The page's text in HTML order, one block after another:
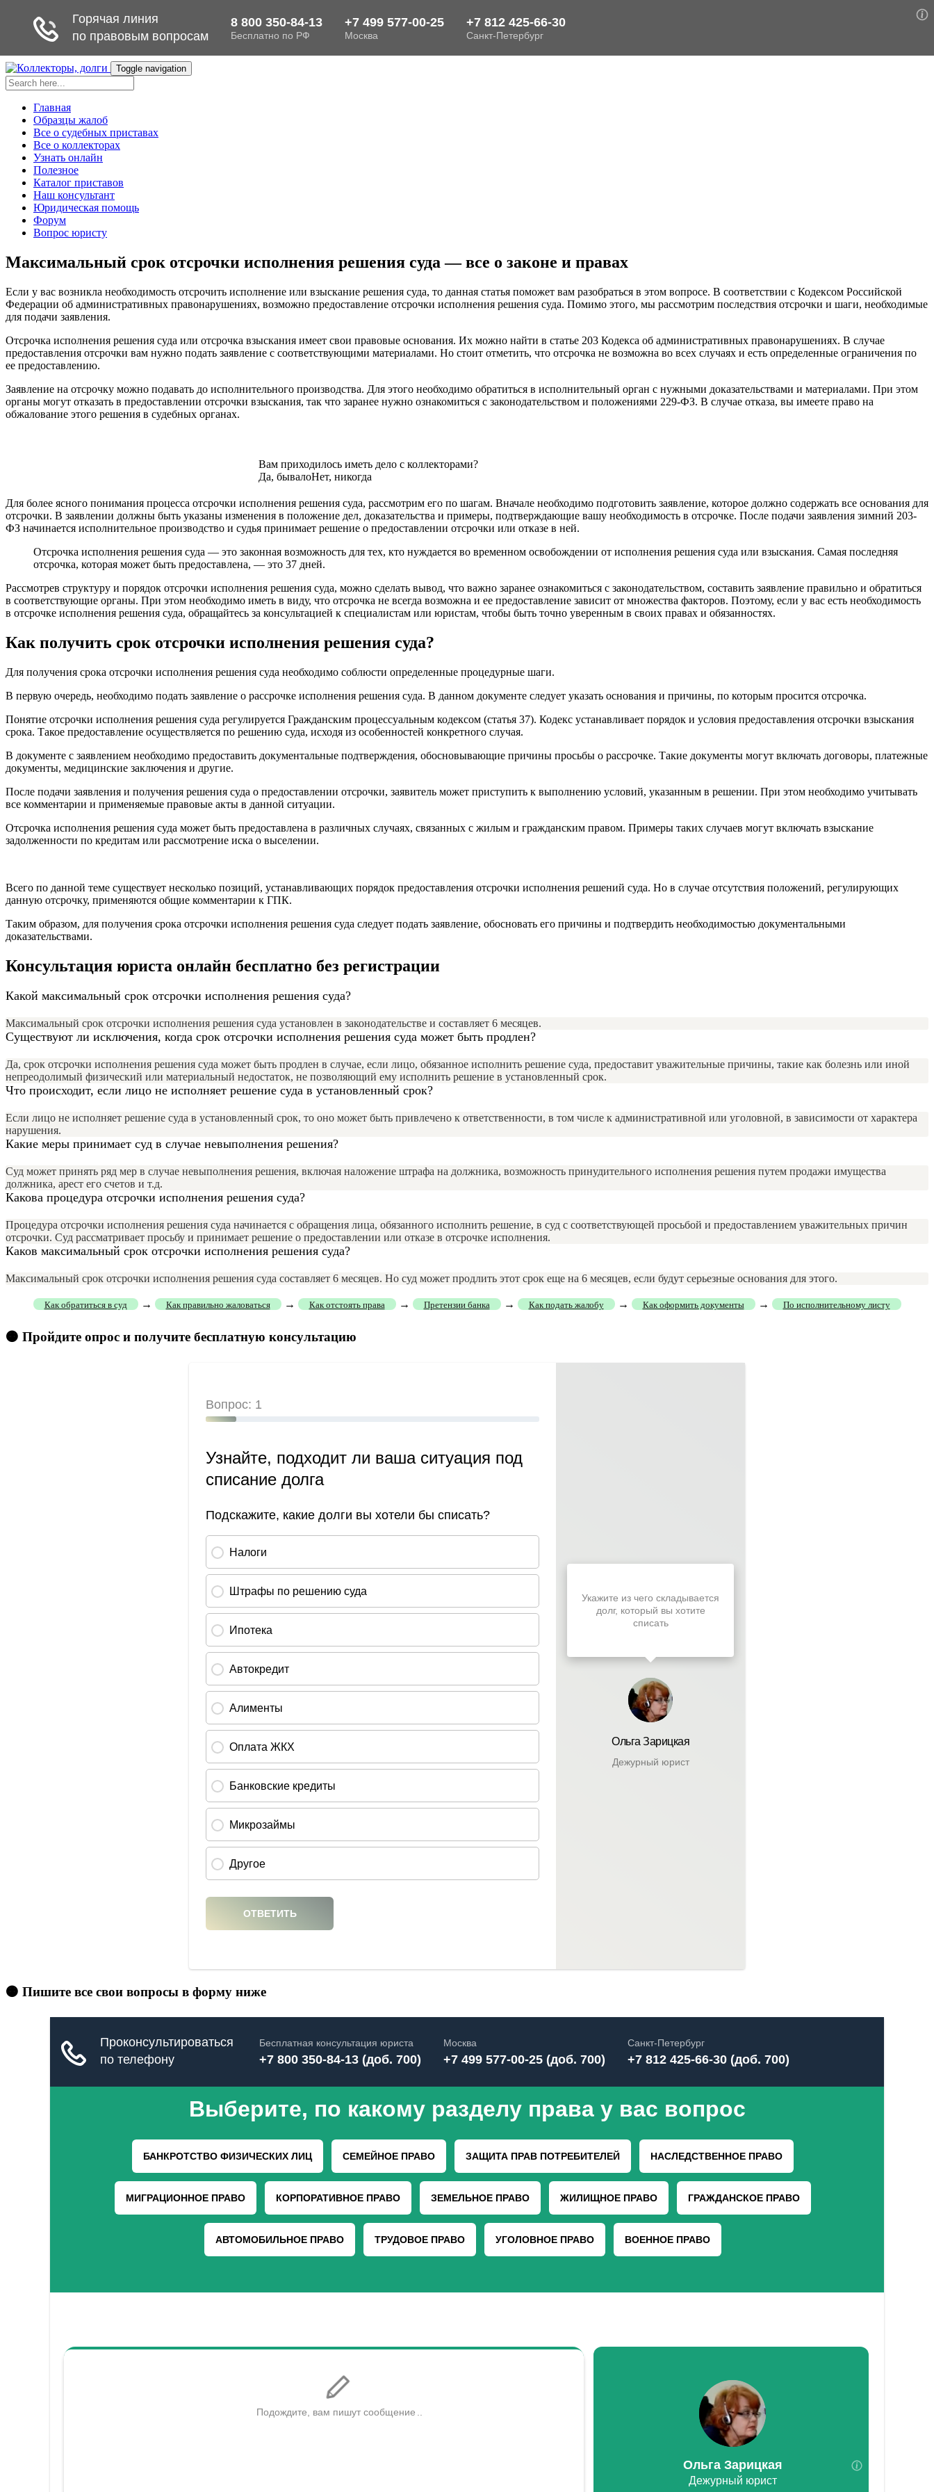
Toggle navigation
Главная
Образцы жалоб
Все о судебных приставах
Все о коллекторах
Узнать онлайн
Полезное
Каталог приставов
Наш консультант
Юридическая помощь
Форум
Вопрос юристу
Максимальный срок отсрочки исполнения решения суда — все о законе и правах
Если у вас возникла необходимость отсрочить исполнение или взыскание решения суда, то данная статья поможет вам разобраться в этом вопросе. В соответствии с Кодексом Российской
Федерации об административных правонарушениях, возможно предоставление отсрочки исполнения решения суда. Помимо этого, мы рассмотрим последствия отсрочки и шаги, необходимые
для подачи заявления.
Отсрочка исполнения решения суда или отсрочка взыскания имеет свои правовые основания. Их можно найти в статье 203 Кодекса об административных правонарушениях. В случае
предоставления отсрочки вам нужно подать заявление с соответствующими материалами. Но стоит отметить, что отсрочка не возможна во всех случаях и есть определенные ограничения по
ее предоставлению.
Заявление на отсрочку можно подавать до исполнительного производства. Для этого необходимо обратиться в исполнительный орган с нужными доказательствами и материалами. При этом
органы могут отказать в предоставлении отсрочки взыскания, так что заранее нужно ознакомиться с законодательством и положениями 229-ФЗ. В случае отказа, вы имеете право на
обжалование этого решения в судебных органах.
Вам приходилось иметь дело с коллекторами?
Да, бывалоНет, никогда
Для более ясного понимания процесса отсрочки исполнения решения суда, рассмотрим его по шагам. Вначале необходимо подготовить заявление, которое должно содержать все основания для
отсрочки. В заявлении должны быть указаны изменения в положение дел, доказательства и примеры, подтверждающие вашу необходимость в отсрочке. После подачи заявления зимний 203-
ФЗ начинается исполнительное производство и судья принимает решение о предоставлении отсрочки или отказе в ней.
Отсрочка исполнения решения суда — это законная возможность для тех, кто нуждается во временном освобождении от исполнения решения суда или взыскания. Самая последняя
отсрочка, которая может быть предоставлена, — это 37 дней.
Рассмотрев структуру и порядок отсрочки исполнения решения суда, можно сделать вывод, что важно заранее ознакомиться с законодательством, составить заявление правильно и обратиться
в соответствующие органы. При этом необходимо иметь в виду, что отсрочка не всегда возможна и ее предоставление зависит от множества факторов. Поэтому, если у вас есть необходимость
в отсрочке исполнения решения суда, обращайтесь за консультацией к специалистам или юристам, чтобы быть точно уверенным в своих правах и обязанностях.
Как получить срок отсрочки исполнения решения суда?
Для получения срока отсрочки исполнения решения суда необходимо соблюсти определенные процедурные шаги.
В первую очередь, необходимо подать заявление о рассрочке исполнения решения суда. В данном документе следует указать основания и причины, по которым просится отсрочка.
Понятие отсрочки исполнения решения суда регулируется Гражданским процессуальным кодексом (статья 37). Кодекс устанавливает порядок и условия предоставления отсрочки взыскания
срока. Такое предоставление осуществляется по решению суда, исходя из особенностей конкретного случая.
В документе с заявлением необходимо предоставить документальные подтверждения, обосновывающие причины просьбы о рассрочке. Такие документы могут включать договоры, платежные
документы, медицинские заключения и другие.
После подачи заявления и получения решения суда о предоставлении отсрочки, заявитель может приступить к выполнению условий, указанным в решении. При этом необходимо учитывать
все комментарии и применяемые правовые акты в данной ситуации.
Отсрочка исполнения решения суда может быть предоставлена в различных случаях, связанных с жилым и гражданским правом. Примеры таких случаев могут включать взыскание
задолженности по кредитам или рассмотрение иска о выселении.
Всего по данной теме существует несколько позиций, устанавливающих порядок предоставления отсрочки исполнения решений суда. Но в случае отсутствия положений, регулирующих
данную отсрочку, применяются общие комментарии к ГПК.
Таким образом, для получения срока отсрочки исполнения решения суда следует подать заявление, обосновать его причины и подтвердить необходимостью документальными
доказательствами.
Консультация юриста онлайн бесплатно без регистрации
Какой максимальный срок отсрочки исполнения решения суда?
Максимальный срок отсрочки исполнения решения суда установлен в законодательстве и составляет 6 месяцев.
Существуют ли исключения, когда срок отсрочки исполнения решения суда может быть продлен?
Да, срок отсрочки исполнения решения суда может быть продлен в случае, если лицо, обязанное исполнить решение суда, предоставит уважительные причины, такие как болезнь или иной
непреодолимый физический или материальный недостаток, не позволяющий ему исполнить решение в установленный срок.
Что происходит, если лицо не исполняет решение суда в установленный срок?
Если лицо не исполняет решение суда в установленный срок, то оно может быть привлечено к ответственности, в том числе к административной или уголовной, в зависимости от характера
нарушения.
Какие меры принимает суд в случае невыполнения решения?
Суд может принять ряд мер в случае невыполнения решения, включая наложение штрафа на должника, возможность принудительного исполнения решения путем продажи имущества
должника, арест его счетов и т.д.
Какова процедура отсрочки исполнения решения суда?
Процедура отсрочки исполнения решения суда начинается с обращения лица, обязанного исполнить решение, в суд с соответствующей просьбой и предоставлением уважительных причин
отсрочки. Суд рассматривает просьбу и принимает решение о предоставлении или отказе в отсрочке исполнения.
Каков максимальный срок отсрочки исполнения решения суда?
Максимальный срок отсрочки исполнения решения суда составляет 6 месяцев. Но суд может продлить этот срок еще на 6 месяцев, если будут серьезные основания для этого.
Как обратиться в суд → Как правильно жаловаться → Как отстоять права → Претензии банка → Как подать жалобу → Как оформить документы → По исполнительному листу
🟠 Пройдите опрос и получите бесплатную консультацию
🟠 Пишите все свои вопросы в форму ниже